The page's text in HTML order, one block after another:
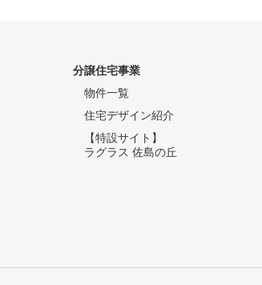
分譲住宅事業
物件一覧
住宅デザイン紹介
【特設サイト】
ラグラス 佐島の丘